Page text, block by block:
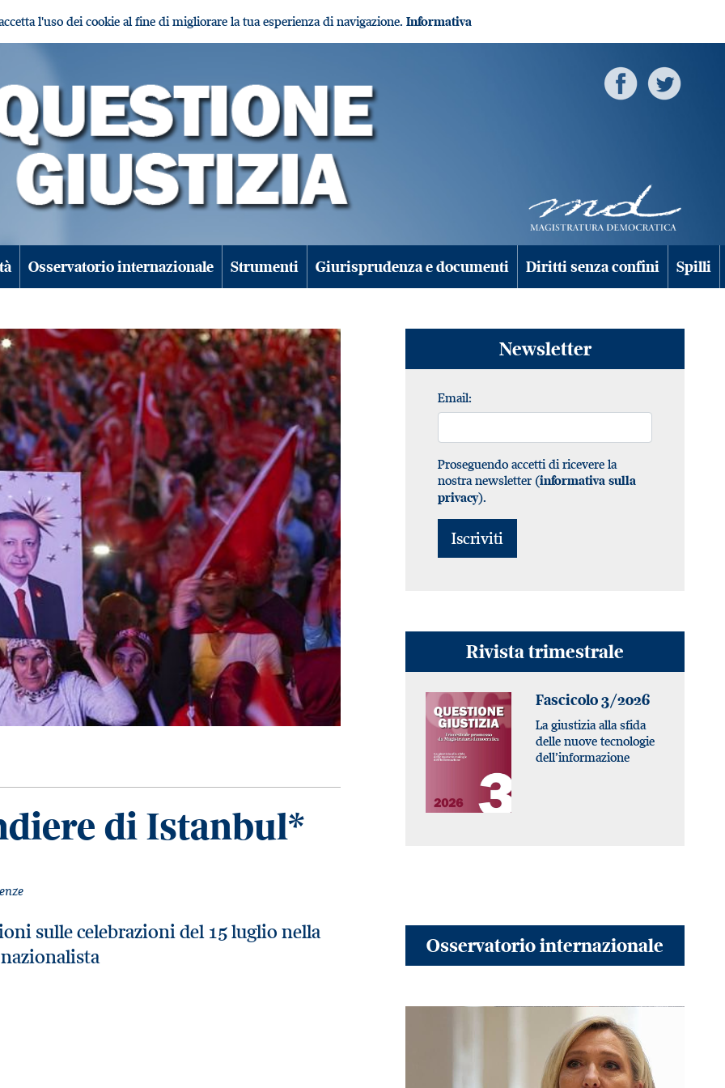
l'uso dei cookie al fine di migliorare la tua esperienza di navigazione. Informativa
Osservatorio internazionale Strumenti Giurisprudenza e documenti Diritti senza confini Spilli
di Istanbul*
sulle celebrazioni del 15 luglio nella
Newsletter
Email:
Proseguendo accetti di ricevere la
nostra newsletter (informativa sulla
privacy).
Rivista trimestrale
Fascicolo 3/2026
La giustizia alla sfida
delle nuove tecnologie
dell’informazione
Osservatorio internazionale